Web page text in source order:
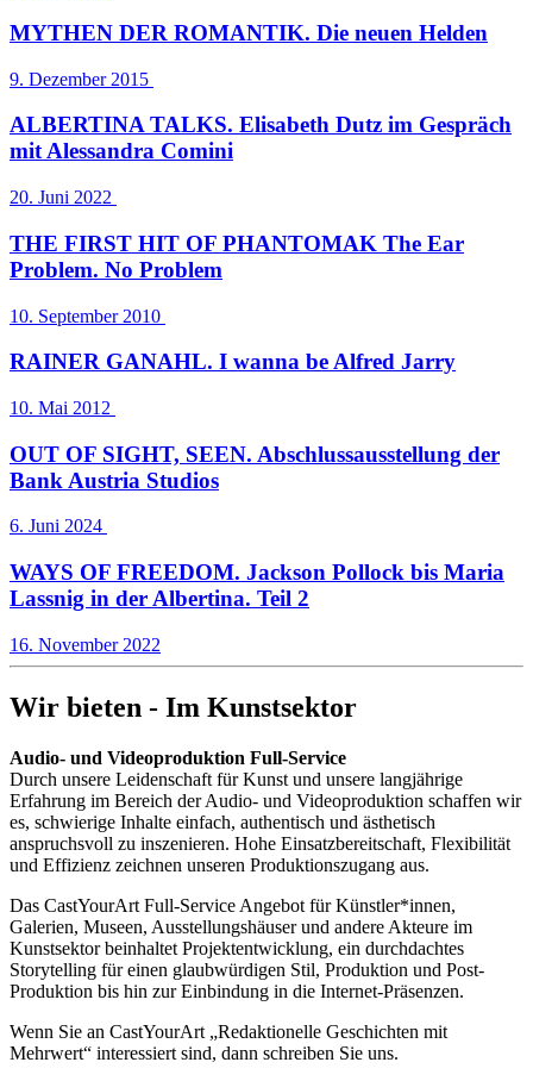
MYTHEN DER ROMANTIK. Die neuen Helden
9. Dezember 2015
ALBERTINA TALKS. Elisabeth Dutz im Gespräch
mit Alessandra Comini
20. Juni 2022
THE FIRST HIT OF PHANTOMAK The Ear
Problem. No Problem
10. September 2010
RAINER GANAHL. I wanna be Alfred Jarry
10. Mai 2012
OUT OF SIGHT, SEEN. Abschlussausstellung der
Bank Austria Studios
6. Juni 2024
WAYS OF FREEDOM. Jackson Pollock bis Maria
Lassnig in der Albertina. Teil 2
16. November 2022
Wir bieten - Im Kunstsektor
Audio- und Videoproduktion Full-Service
Durch unsere Leidenschaft für Kunst und unsere langjährige
Erfahrung im Bereich der Audio- und Videoproduktion schaffen wir
es, schwierige Inhalte einfach, authentisch und ästhetisch
anspruchsvoll zu inszenieren. Hohe Einsatzbereitschaft, Flexibilität
und Effizienz zeichnen unseren Produktionszugang aus.
Das CastYourArt Full-Service Angebot für Künstler*innen,
Galerien, Museen, Ausstellungshäuser und andere Akteure im
Kunstsektor beinhaltet Projektentwicklung, ein durchdachtes
Storytelling für einen glaubwürdigen Stil, Produktion und Post-
Produktion bis hin zur Einbindung in die Internet-Präsenzen.
Wenn Sie an CastYourArt „Redaktionelle Geschichten mit
Mehrwert“ interessiert sind, dann schreiben Sie uns.